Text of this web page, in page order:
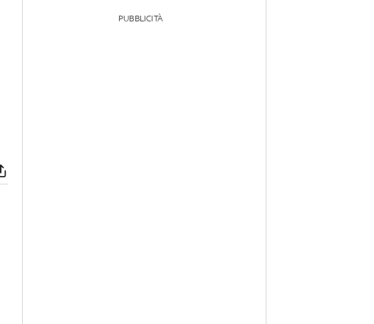
PUBBLICITÀ